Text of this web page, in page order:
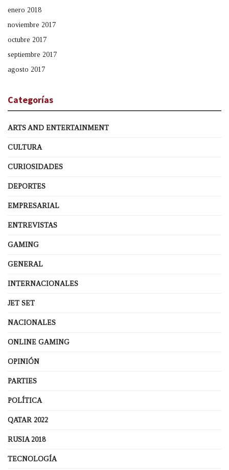
enero 2018
noviembre 2017
octubre 2017
septiembre 2017
agosto 2017
Categorías
ARTS AND ENTERTAINMENT
CULTURA
CURIOSIDADES
DEPORTES
EMPRESARIAL
ENTREVISTAS
GAMING
GENERAL
INTERNACIONALES
JET SET
NACIONALES
ONLINE GAMING
OPINIÓN
PARTIES
POLÍTICA
QATAR 2022
RUSIA 2018
TECNOLOGÍA